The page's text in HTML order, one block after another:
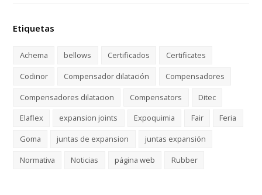
Etiquetas
Achema bellows Certificados
Certificates
Codinor
Compensador dilatación
Compensadores
Compensadores dilatacion
Compensators
Ditec
Elaflex
expansion joints Expoquimia Fair
Feria
Goma
juntas de expansion
juntas expansión
Normativa
Noticias página web Rubber